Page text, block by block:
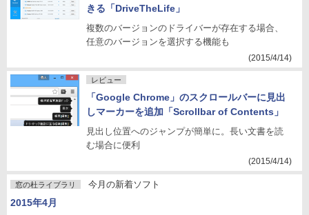
きる「DriveTheLife」
複数のバージョンのドライバーが存在する場合、
任意のバージョンを選択する機能も
(2015/4/14)
レビュー
「Google Chrome」のスクロールバーに見出
しマーカーを追加「Scrollbar of Contents」
見出し位置へのジャンプが簡単に。長い文書を読
む場合に便利
(2015/4/14)
窓の杜ライブラリ 今月の新着ソフト
2015年4月